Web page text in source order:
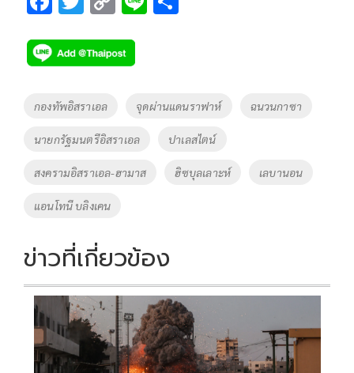
e
b
o
o
k
tt
er
p
y
k
Tags
กองทัพอิสราเอล จุดผ่านแดนราฟาห์ ฉนวนกาซา
นายกรัฐมนตรีอิสราเอล ปาเลสไตน์
สงครามอิสราเอล-ฮามาส ฮิซบุลเลาะห์ เลบานอน
แอนโทนี บลิงเคน
ข่าวที่เกี่ยวข้อง